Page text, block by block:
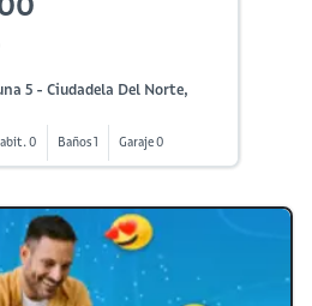
5 - Ciudadela Del Norte,
0 Baños 1 Garaje 0